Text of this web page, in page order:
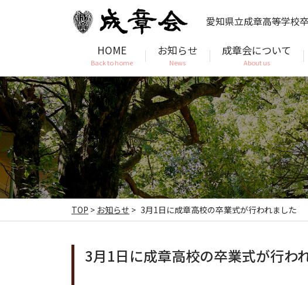
愛知県立成章高等学校
HOME
Back to home
お知らせ
News
成章会について
About us
TOP > お知らせ > 3月1日に成章高校の卒業式が行われました
3月1日に成章高校の卒業式が行わ